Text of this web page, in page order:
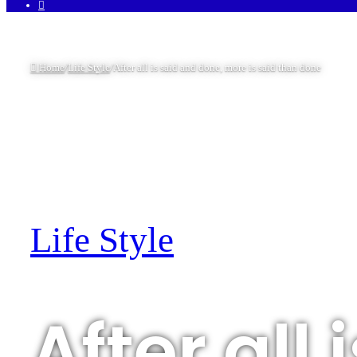
Home/Life Style/After all is said and done, more is said than done
Life Style